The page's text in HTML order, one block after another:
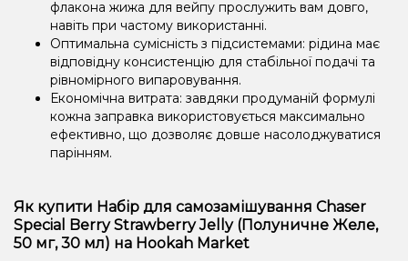
флакона жижа для вейпу прослужить вам довго,
навіть при частому використанні.
Оптимальна сумісність з підсистемами: рідина має
відповідну консистенцію для стабільної подачі та
рівномірного випаровування.
Економічна витрата: завдяки продуманій формулі
кожна заправка використовується максимально
ефективно, що дозволяє довше насолоджуватися
парінням.
Як купити Набір для самозамішування Chaser
Special Berry Strawberry Jelly (Полуничне Желе,
50 мг, 30 мл) на Hookah Market